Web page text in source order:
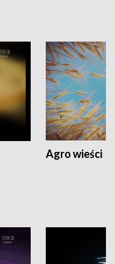
Agro wieści